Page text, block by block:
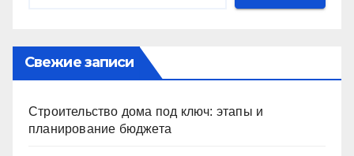
Свежие записи
Строительство дома под ключ: этапы и
планирование бюджета